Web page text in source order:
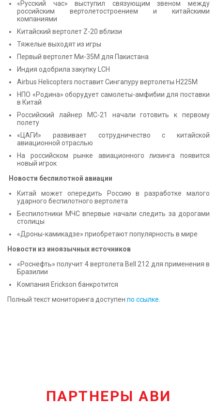
«Русский час» выступил связующим звеном между
российским вертолетостроением и китайскими
компаниями
Китайский вертолет Z-20 вблизи
Тяжелые выходят из игры
Первый вертолет Ми-35М для Пакистана
Индия одобрила закупку LCH
Airbus Helicopters поставит Сингапуру вертолеты H225M
НПО «Родина» оборудует самолеты-амфибии для поставки
в Китай
Российский лайнер МС-21 начали готовить к первому
полету
«ЦАГИ» развивает сотрудничество с китайской
авиационной отраслью
На российском рынке авиационного лизинга появится
новый игрок
Новости беспилотной авиации
Китай может опередить Россию в разработке малого
ударного беспилотного вертолета
Беспилотники МЧС впервые начали следить за дорогами
столицы
«Дроны-камикадзе» приобретают популярность в мире
Новости из иноязычных источников
«Роснефть» получит 4 вертолета Bell 212 для применения в
Бразилии
Компания Erickson банкротится
Полный текст мониторинга доступен по ссылке
ПАРТНЕРЫ АВИ